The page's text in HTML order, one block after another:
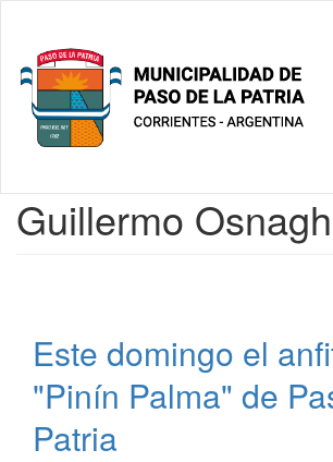
contenido
principal
Municipalidad
de Paso De
La Patria
Contenido
Guillermo
Este domingo el
"Pinín Palma" de
Patria